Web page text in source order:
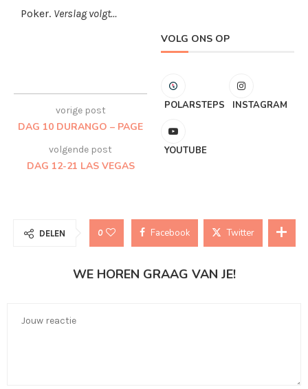
Poker. Verslag volgt…
vorige post
DAG 10 DURANGO – PAGE
volgende post
DAG 12-21 LAS VEGAS
VOLG ONS OP
POLARSTEPS INSTAGRAM
YOUTUBE
DELEN 0 Facebook Twitter
WE HOREN GRAAG VAN JE!